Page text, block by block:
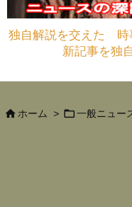
独自解説を交えた 時
新記事を独
 ホーム >  一般ニュー